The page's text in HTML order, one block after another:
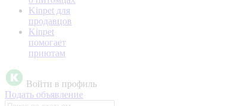
Kinpet для
продавцов
Kinpet
помогает
приютам
Войти в профиль
Подать объявление